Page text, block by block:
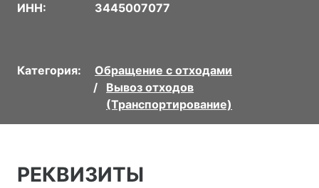
ИНН: 3445007077
Категория:
Обращение с отходами
Вывоз отходов
(Транспортирование)
РЕКВИЗИТЫ